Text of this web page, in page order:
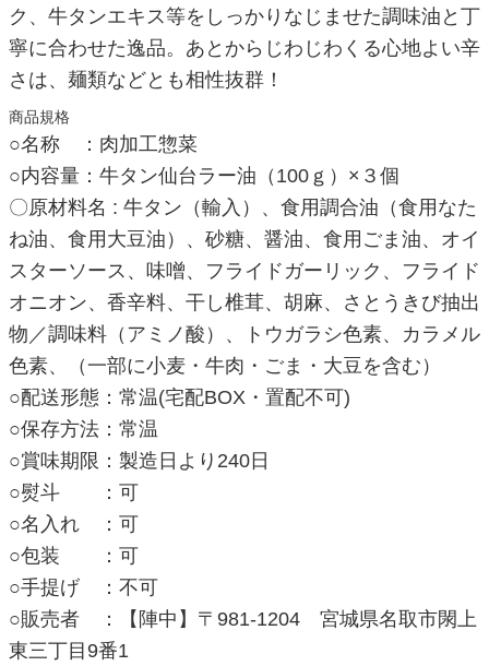
ク、牛タンエキス等をしっかりなじませた調味油と丁
寧に合わせた逸品。あとからじわじわくる心地よい辛
さは、麺類などとも相性抜群！
商品規格
○名称 ：肉加工惣菜
○内容量：牛タン仙台ラー油（100ｇ）×３個
〇原材料名 : 牛タン（輸入）、食用調合油（食用なた
ね油、食用大豆油）、砂糖、醤油、食用ごま油、オイ
スターソース、味噌、フライドガーリック、フライド
オニオン、香辛料、干し椎茸、胡麻、さとうきび抽出
物／調味料（アミノ酸）、トウガラシ色素、カラメル
色素、（一部に小麦・牛肉・ごま・大豆を含む）
○配送形態：常温(宅配BOX・置配不可)
○保存方法：常温
○賞味期限：製造日より240日
○熨斗 ：可
○名入れ ：可
○包装 ：可
○手提げ ：不可
○販売者 ：【陣中】〒981-1204 宮城県名取市閖上
東三丁目9番1